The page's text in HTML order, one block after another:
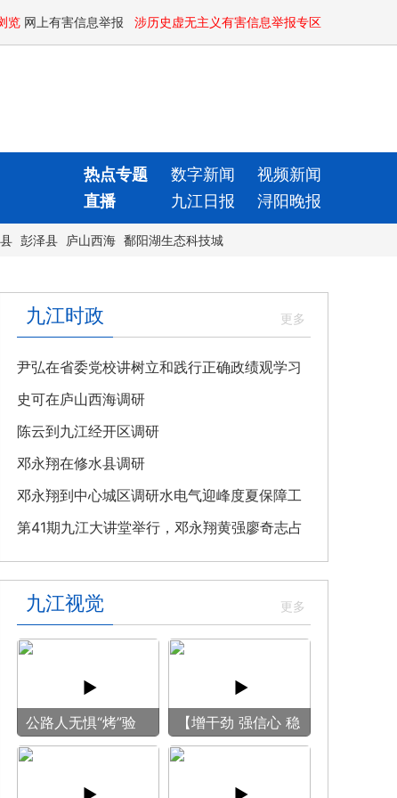
览 网上有害信息举报 涉历史虚无主义有害信息举报专区
热点专题 数字新闻
视频新闻
直播 九江日报 浔阳晚报
彭泽县 庐山西海 鄱阳湖生态科技城
九江时政
尹弘在省委党校讲树立和践行正确政绩观学习
教育专题党课
史可在庐山西海调研
陈云到九江经开区调研
邓永翔在修水县调研
邓永翔到中心城区调研水电气迎峰度夏保障工
作
第41期九江大讲堂举行，邓永翔黄强廖奇志占
勇出席
九江视觉
公路人无惧“烤”验
守护畅安旅途
【增干劲 强信心 稳
预期】赏古风游